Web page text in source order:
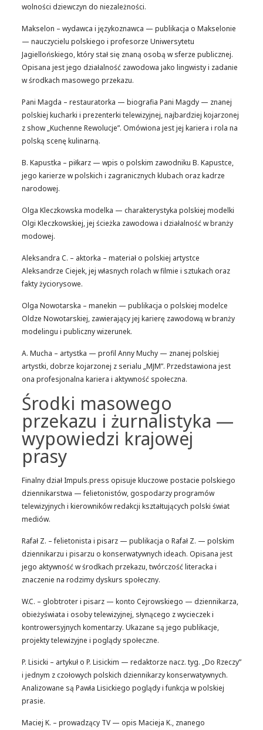
wolności dziewczyn do niezależności.
Makselon – wydawca i językoznawca — publikacja o Makselonie
— nauczycielu polskiego i profesorze Uniwersytetu
Jagiellońskiego, który stał się znaną osobą w sferze publicznej.
Opisana jest jego działalność zawodowa jako lingwisty i zadanie
w środkach masowego przekazu.
Pani Magda – restauratorka — biografia Pani Magdy — znanej
polskiej kucharki i prezenterki telewizyjnej, najbardziej kojarzonej
z show „Kuchenne Rewolucje”. Omówiona jest jej kariera i rola na
polską scenę kulinarną.
B. Kapustka – piłkarz — wpis o polskim zawodniku B. Kapustce,
jego karierze w polskich i zagranicznych klubach oraz kadrze
narodowej.
Olga Kleczkowska modelka — charakterystyka polskiej modelki
Olgi Kleczkowskiej, jej ścieżka zawodowa i działalność w branży
modowej.
Aleksandra C. – aktorka – materiał o polskiej artystce
Aleksandrze Ciejek, jej własnych rolach w filmie i sztukach oraz
fakty życiorysowe.
Olga Nowotarska – manekin — publikacja o polskiej modelce
Oldze Nowotarskiej, zawierający jej karierę zawodową w branży
modelingu i publiczny wizerunek.
A. Mucha – artystka — profil Anny Muchy — znanej polskiej
artystki, dobrze kojarzonej z serialu „MJM”. Przedstawiona jest
ona profesjonalna kariera i aktywność społeczna.
Środki masowego
przekazu i żurnalistyka —
wypowiedzi krajowej
prasy
Finalny dział Impuls.press opisuje kluczowe postacie polskiego
dziennikarstwa — felietonistów, gospodarzy programów
telewizyjnych i kierowników redakcji kształtujących polski świat
mediów.
Rafał Z. – felietonista i pisarz — publikacja o Rafał Z. — polskim
dziennikarzu i pisarzu o konserwatywnych ideach. Opisana jest
jego aktywność w środkach przekazu, twórczość literacka i
znaczenie na rodzimy dyskurs społeczny.
W.C. – globtroter i pisarz — konto Cejrowskiego — dziennikarza,
obieżyświata i osoby telewizyjnej, słynącego z wycieczek i
kontrowersyjnych komentarzy. Ukazane są jego publikacje,
projekty telewizyjne i poglądy społeczne.
P. Lisicki – artykuł o P. Lisickim — redaktorze nacz. tyg. „Do Rzeczy”
i jednym z czołowych polskich dziennikarzy konserwatywnych.
Analizowane są Pawła Lisickiego poglądy i funkcja w polskiej
prasie.
Maciej K. – prowadzący TV — opis Macieja K., znanego